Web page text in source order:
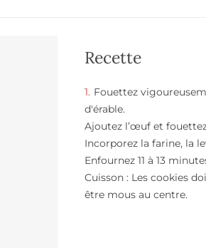
Recette
Fouettez
d'érable.
Ajoutez l’œuf et
Incorporez la farine, la
Enfournez 11 à 13
Cuisson : Les cookies
être mous au centre.